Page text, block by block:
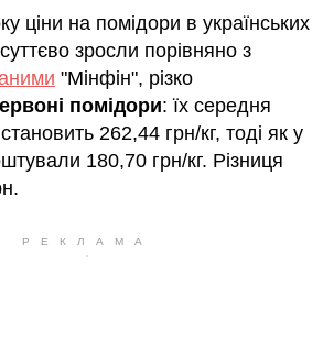
ціни на помідори в українських
зросли порівняно з
"Мінфін", різко
помідори: їх середня
262,44 грн/кг, тоді як у
180,70 грн/кг. Різниця